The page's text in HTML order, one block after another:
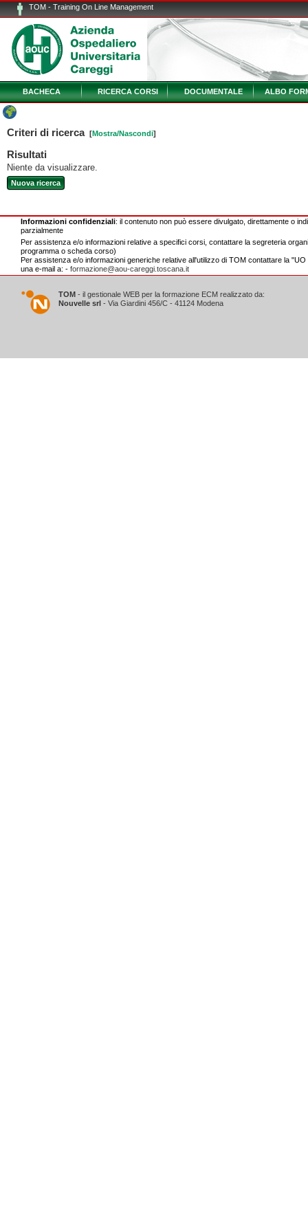
TOM - Training On Line Management
BACHECA RICERCA CORSI DOCUMENTALE ALBO
Criteri di ricerca [Mostra/Nascondi]
Risultati
Niente da visualizzare.
Nuova ricerca
Informazioni confidenziali: il contenuto non può essere divulgato, direttamente o
parzialmente
Per assistenza e/o informazioni relative a specifici corsi, contattare la segreteria
programma o scheda corso)
Per assistenza e/o informazioni generiche relative all'utilizzo di TOM contattare la
una e-mail a: - formazione@aou-careggi.toscana.it
TOM - il gestionale WEB per la formazione ECM realizzato da:
Nouvelle srl - Via Giardini 456/C - 41124 Modena